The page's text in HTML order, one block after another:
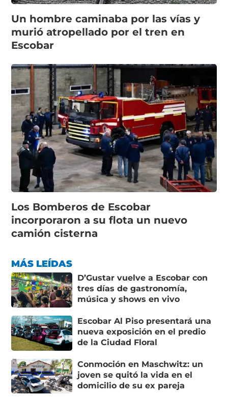
Un hombre caminaba por las vías y
murió atropellado por el tren en
Escobar
Los Bomberos de Escobar
incorporaron a su flota un nuevo
camión cisterna
MÁS LEÍDAS
D’Gustar vuelve a Escobar con
tres días de gastronomía,
música y shows en vivo
Escobar Al Piso presentará una
nueva exposición en el predio
de la Ciudad Floral
Conmoción en Maschwitz: un
joven se quitó la vida en el
domicilio de su ex pareja